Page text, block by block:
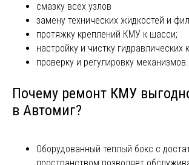
смазку всех узлов
замену технических жидкостей и
протяжку креплений КМУ к шасси;
настройку и чистку гидравлических
проверку и регулировку механизмов.
Почему ремонт КМУ
в Автомиг?
Оборудованный теплый бокс с
Сотрудничество
Согласие на получение рекламы
Разработка сайта
© 2005-2025 ООО "АВТОМИГ"
Не является публичной офертой
213-41-25@mail.ru